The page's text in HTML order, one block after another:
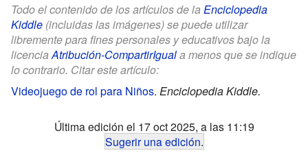
Todo el contenido de los artículos de la Enciclopedia
Kiddle (incluidas las imágenes) se puede utilizar
libremente para fines personales y educativos bajo la
licenciaAtribución-CompartirIguala menos que se indique
lo contrario. Citar este artículo:
Videojuego de rol para Niños. Enciclopedia Kiddle.
Última edición el 17 oct 2025, a las 11:19
Sugerir una edición.